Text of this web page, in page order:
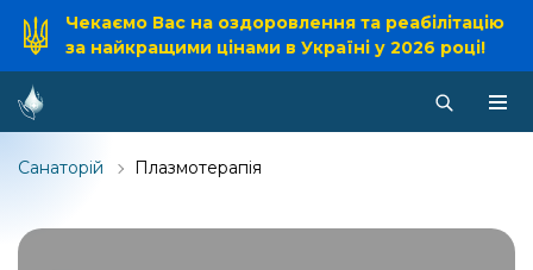
Чекаємо Вас на оздоровлення та реабілітацію
за найкращими цінами в Україні у 2026 році!
Санаторій Плазмотерапія